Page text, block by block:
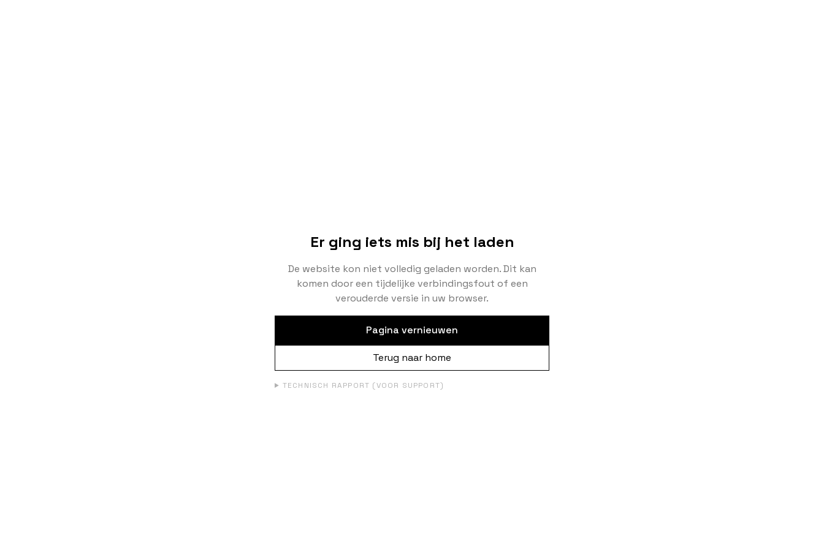
Er ging iets mis bij het laden
De website kon niet volledig geladen worden. Dit kan
komen door een tijdelijke verbindingsfout of een
verouderde versie in uw browser.
Pagina vernieuwen
Terug naar home
TECHNISCH RAPPORT (VOOR SUPPORT)